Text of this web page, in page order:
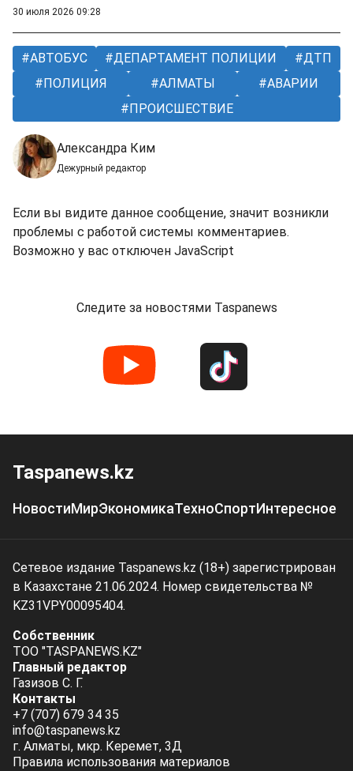
30 июля 2026 09:28
АВТОБУС ДЕПАРТАМЕНТ ПОЛИЦИИ
ДТП
ПОЛИЦИЯ
АЛМАТЫ
АВАРИИ
ПРОИСШЕСТВИЕ
Александра Ким
Дежурный редактор
Если вы видите данное сообщение, значит возникли
проблемы с работой системы комментариев.
Возможно у вас отключен JavaScript
Следите за новостями Taspanews
Taspanews.kz
НовостиМирЭкономикаТехноСпортИнтересное
Сетевое издание Taspanews.kz (18+) зарегистрирован
в Казахстане 21.06.2024. Номер свидетельства №
KZ31VPY00095404.
Собственник
ТОО "TASPANEWS.KZ"
Главный редактор
Газизов С. Г.
Контакты
+7 (707) 679 34 35
info@taspanews.kz
г. Алматы, мкр. Керемет, 3Д
Правила использования материалов